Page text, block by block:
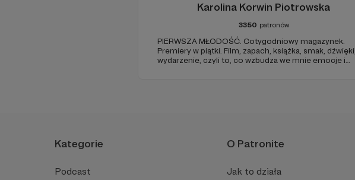
Karolina Korwin Piotrowska
3350 patronów
PIERWSZA MŁODOŚĆ. Cotygodniowy magazynek.
Premiery w piątki. Film, zapach, książka, smak, dźwięki,
wydarzenie, czyli to, co wzbudza we mnie emocje i
Kategorie
Podcast
O Patronite
Jak to działa